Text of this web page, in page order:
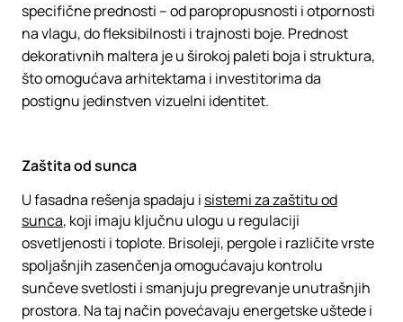
specifične prednosti – od paropropusnosti i otpornosti
na vlagu, do fleksibilnosti i trajnosti boje. Prednost
dekorativnih maltera je u širokoj paleti boja i struktura,
što omogućava arhitektama i investitorima da
postignu jedinstven vizuelni identitet.
Zaštita od sunca
U fasadna rešenja spadaju i sistemi za zaštitu od
sunca, koji imaju ključnu ulogu u regulaciji
osvetljenosti i toplote. Brisoleji, pergole i različite vrste
spoljašnjih zasenčenja omogućavaju kontrolu
sunčeve svetlosti i smanjuju pregrevanje unutrašnjih
prostora. Na taj način povećavaju energetske uštede i